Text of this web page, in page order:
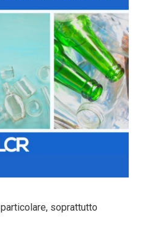
soprattutto